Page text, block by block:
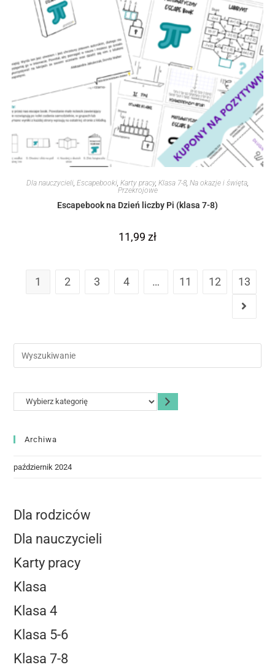
Dla nauczycieli Escapebooki Karty pracy, Klasa 7-8 Na okazje i święta
Przekrojowe
Escapebook na Dzień liczby Pi (klasa 7-8)
11,99 zł
1 2 3 4 … 11 12 13
Archiwa
październik 2024
Dla rodziców
Dla nauczycieli
Karty pracy
Klasa
Klasa 4
Klasa 5-6
Klasa 7-8